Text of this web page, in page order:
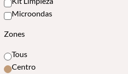
Microondas
Zones
Tous
Centro